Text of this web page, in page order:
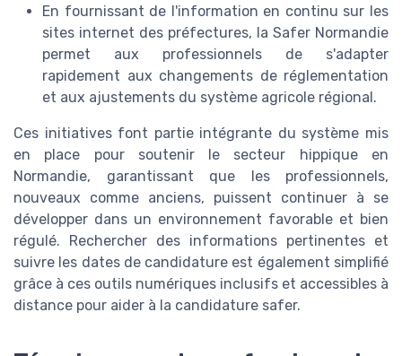
En fournissant de l'information en continu sur les
sites internet des préfectures, la Safer Normandie
permet aux professionnels de s'adapter
rapidement aux changements de réglementation
et aux ajustements du système agricole régional.
Ces initiatives font partie intégrante du système mis
en place pour soutenir le secteur hippique en
Normandie, garantissant que les professionnels,
nouveaux comme anciens, puissent continuer à se
développer dans un environnement favorable et bien
régulé. Rechercher des informations pertinentes et
suivre les dates de candidature est également simplifié
grâce à ces outils numériques inclusifs et accessibles à
distance pour aider à la candidature safer.